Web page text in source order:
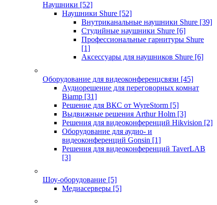
Наушники [52]
Наушники Shure [52]
Внутриканальные наушники Shure [39]
Студийные наушники Shure [6]
Профессиональные гарнитуры Shure
[1]
Аксессуары для наушников Shure [6]
Оборудование для видеоконференцсвязи [45]
Аудиорешение для переговорных комнат
Biamp [31]
Решение для ВКС от WyreStorm [5]
Выдвижные решения Arthur Holm [3]
Решения для видеоконференций Hikvision [2]
Оборудование для аудио- и
видеоконференций Gonsin [1]
Решения для видеоконференций TaverLAB
[3]
Шоу-оборудование [5]
Медиасерверы [5]